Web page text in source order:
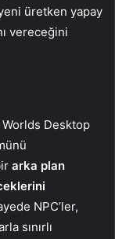
üretken yapay
vereceğini
Desktop
arka plan
NPC’ler,
sınırlı